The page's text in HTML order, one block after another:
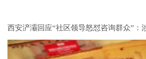
西安浐灞回应“社区领导怒怼咨询群众”：